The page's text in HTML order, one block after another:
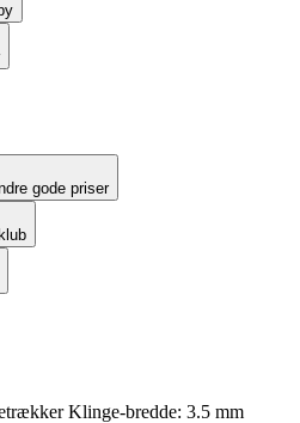
gode priser
Klinge-bredde: 3.5 mm